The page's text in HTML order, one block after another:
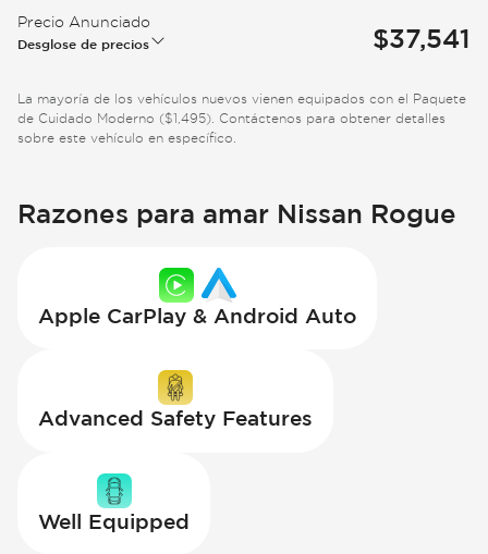
Precio Anunciado
Desglose de precios $37,541
La mayoría de los vehículos nuevos vienen equipados con el Paquete
de Cuidado Moderno ($1,495). Contáctenos para obtener detalles
sobre este vehículo en específico.
Razones para amar Nissan Rogue
Apple CarPlay & Android Auto
Advanced Safety Features
Well Equipped